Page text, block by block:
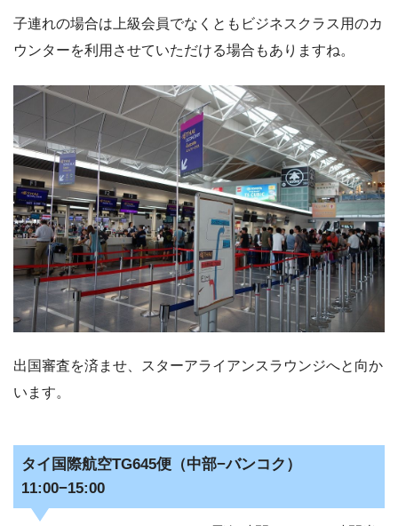
子連れの場合は上級会員でなくともビジネスクラス用のカ
ウンターを利用させていただける場合もありますね。
出国審査を済ませ、スターアライアンスラウンジへと向か
います。
タイ国際航空TG645便（中部−バンコク）
11:00−15:00